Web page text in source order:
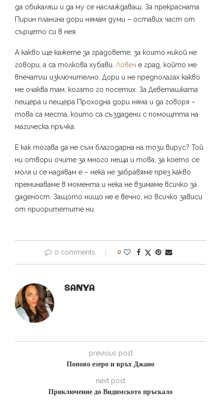
да обикаляш и да му се наслаждаваш. За прекрасната
Пирин планина дори нямам думи – оставих част от
сърцето си в нея.
А какво ще кажете за градовете, за които никой не
говори, а са толкова хубави. Ловеч е град, който ме
впечатли изключително. Дори и не предполагах какво
ме очаква там, когато го посетих. За Деветашката
пещера и пещера Проходна дори няма и да говоря –
това са места, които са създадени с помощтта на
магическа пръчка.
Е как тогава да не съм благодарна на този вирус? Той
ни отвори очите за много неща и това, за което се
моля и се надявам е – нека не забравяме през какво
преминаваме в момента и нека не взимаме всичко за
даденост. Защото нищо не е вечно, но всичко зависи
от приоритетите ни.
0 comments 0
SANYA
previous post
Попово езеро и връх Джано
next post
Приключение до Видимското пръскало